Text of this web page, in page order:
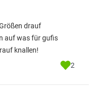
drauf
auf was für gufis
knallen!
2